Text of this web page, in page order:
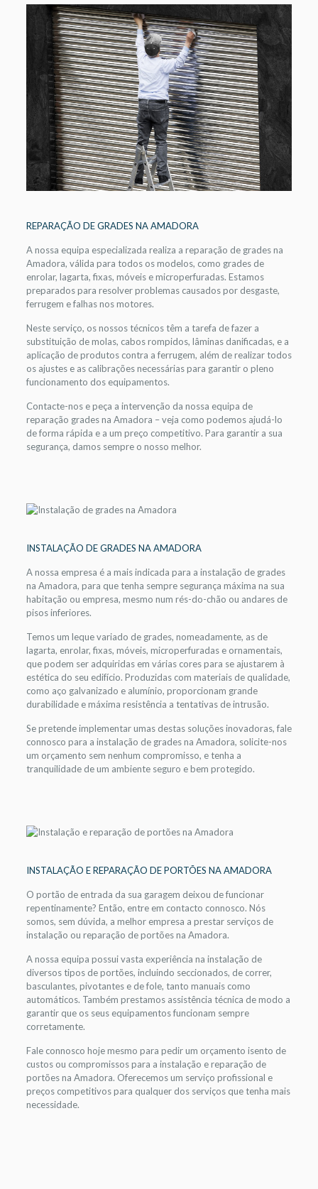
REPARAÇÃO DE GRADES NA AMADORA
A nossa equipa especializada realiza a reparação de grades na
Amadora, válida para todos os modelos, como grades de
enrolar, lagarta, fixas, móveis e microperfuradas. Estamos
preparados para resolver problemas causados por desgaste,
ferrugem e falhas nos motores.
Neste serviço, os nossos técnicos têm a tarefa de fazer a
substituição de molas, cabos rompidos, lâminas danificadas, e a
aplicação de produtos contra a ferrugem, além de realizar todos
os ajustes e as calibrações necessárias para garantir o pleno
funcionamento dos equipamentos.
Contacte-nos e peça a intervenção da nossa equipa de
reparação grades na Amadora – veja como podemos ajudá-lo
de forma rápida e a um preço competitivo. Para garantir a sua
segurança, damos sempre o nosso melhor.
INSTALAÇÃO DE GRADES NA AMADORA
A nossa empresa é a mais indicada para a instalação de grades
na Amadora, para que tenha sempre segurança máxima na sua
habitação ou empresa, mesmo num rés-do-chão ou andares de
pisos inferiores.
Temos um leque variado de grades, nomeadamente, as de
lagarta, enrolar, fixas, móveis, microperfuradas e ornamentais,
que podem ser adquiridas em várias cores para se ajustarem à
estética do seu edifício. Produzidas com materiais de qualidade,
como aço galvanizado e alumínio, proporcionam grande
durabilidade e máxima resistência a tentativas de intrusão.
Se pretende implementar umas destas soluções inovadoras, fale
connosco para a instalação de grades na Amadora, solicite-nos
um orçamento sem nenhum compromisso, e tenha a
tranquilidade de um ambiente seguro e bem protegido.
INSTALAÇÃO E REPARAÇÃO DE PORTÕES NA AMADORA
O portão de entrada da sua garagem deixou de funcionar
repentinamente? Então, entre em contacto connosco. Nós
somos, sem dúvida, a melhor empresa a prestar serviços de
instalação ou reparação de portões na Amadora.
A nossa equipa possui vasta experiência na instalação de
diversos tipos de portões, incluindo seccionados, de correr,
basculantes, pivotantes e de fole, tanto manuais como
automáticos. Também prestamos assistência técnica de modo a
garantir que os seus equipamentos funcionam sempre
corretamente.
Fale connosco hoje mesmo para pedir um orçamento isento de
custos ou compromissos para a instalação e reparação de
portões na Amadora. Oferecemos um serviço profissional e
preços competitivos para qualquer dos serviços que tenha mais
necessidade.